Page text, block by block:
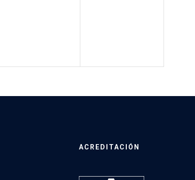
ACREDITACIÓN